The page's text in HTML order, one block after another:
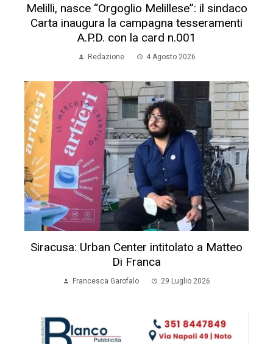
Melilli, nasce “Orgoglio Melillese”: il sindaco
Carta inaugura la campagna tesseramenti
A.P.D. con la card n.001
Redazione 4 Agosto 2026
Siracusa: Urban Center intitolato a Matteo
Di Franca
Francesca Garofalo 29 Luglio 2026